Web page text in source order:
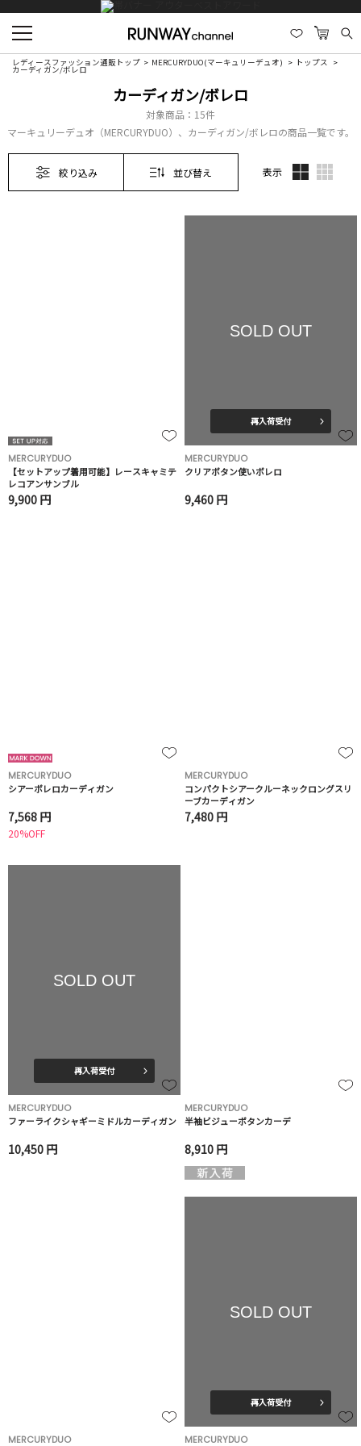
レディースファッション通販トップ MERCURYDUO(マーキュリーデュオ) トップス
カーディガン/ボレロ
カーディガン/ボレロ
対象商品： 15件
マーキュリーデュオ（MERCURYDUO）、カーディガン/ボレロの商品一覧です。
絞り込み 並び替え 表示
MERCURYDUO
【セットアップ着用可能】レースキャミテ
レコアンサンブル
9,900 円
SOLD OUT
再入荷受付
MERCURYDUO
クリアボタン使いボレロ
9,460 円
MERCURYDUO
シアーボレロカーディガン
7,568 円
20%OFF
MERCURYDUO
コンパクトシアークルーネックロングスリ
ーブカーディガン
7,480 円
SOLD OUT
再入荷受付
MERCURYDUO
ファーライクシャギーミドルカーディガン
10,450 円
MERCURYDUO
半袖ビジューボタンカーデ
8,910 円
MERCURYDUO
SOLD OUT
再入荷受付
MERCURYDUO